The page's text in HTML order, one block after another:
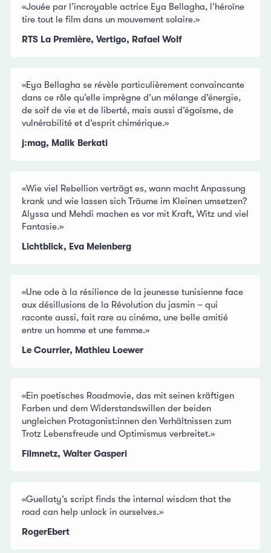
«Jouée par l’incroyable actrice Eya Bellagha, l’héroïne
tire tout le film dans un mouvement solaire.»
RTS La Première, Vertigo, Rafael Wolf
«Eya Bellagha se révèle particulièrement convaincante
dans ce rôle qu’elle imprègne d’un mélange d’énergie,
de soif de vie et de liberté, mais aussi d’égoïsme, de
vulnérabilité et d’esprit chimérique.»
j:mag, Malik Berkati
«Wie viel Rebellion verträgt es, wann macht Anpassung
krank und wie lassen sich Träume im Kleinen umsetzen?
Alyssa und Mehdi machen es vor mit Kraft, Witz und viel
Fantasie.»
Lichtblick, Eva Meienberg
«Une ode à la résilience de la jeunesse tunisienne face
aux désillusions de la Révolution du jasmin – qui
raconte aussi, fait rare au cinéma, une belle amitié
entre un homme et une femme.»
Le Courrier, Mathieu Loewer
«Ein poetisches Roadmovie, das mit seinen kräftigen
Farben und dem Widerstandswillen der beiden
ungleichen Protagonist:innen den Verhältnissen zum
Trotz Lebensfreude und Optimismus verbreitet.»
Filmnetz, Walter Gasperi
«Guellaty’s script finds the internal wisdom that the
road can help unlock in ourselves.»
RogerEbert